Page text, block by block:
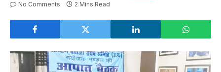
No Comments 2 Mins Read